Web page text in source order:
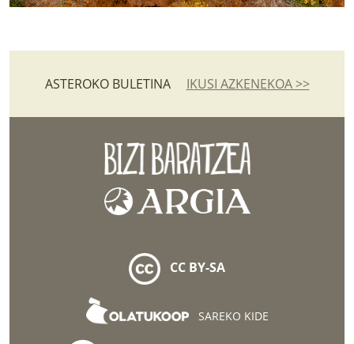
ASTEROKO BULETINA IKUSI AZKENEKOA >>
CC BY-SA
SAREKO KIDE